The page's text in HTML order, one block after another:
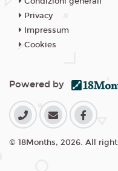
Privacy
Impressum
Cookies
Powered by
© 18Months, 2026. All